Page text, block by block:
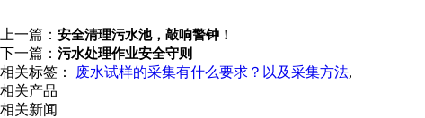
上一篇： 安全清理污水池，敲响警钟！
下一篇： 污水处理作业安全守则
相关标签： 废水试样的采集有什么要求？以及采集方法,
相关产品
相关新闻